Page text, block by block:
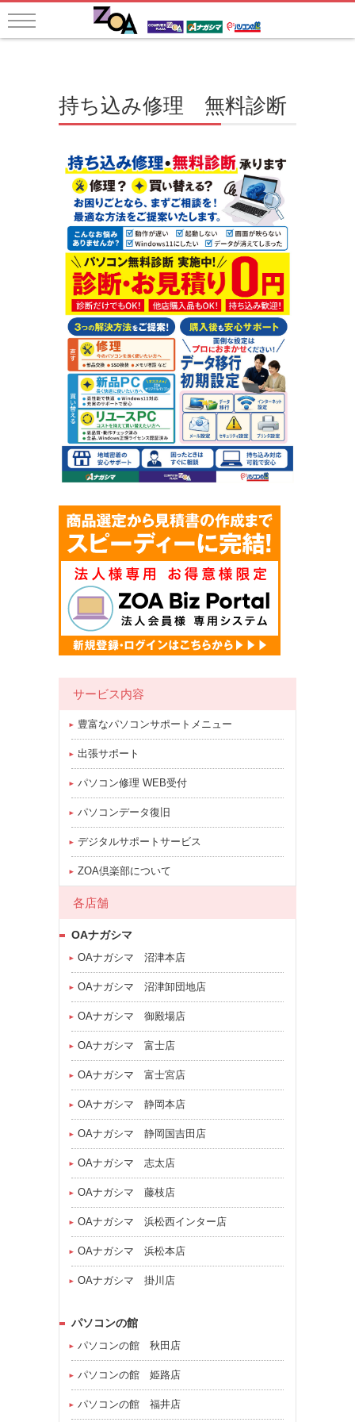
持ち込み修理 無料診断
サービス内容
豊富なパソコンサポートメニュー
出張サポート
パソコン修理 WEB受付
パソコンデータ復旧
デジタルサポートサービス
ZOA倶楽部について
各店舗
OAナガシマ
OAナガシマ 沼津本店
OAナガシマ 沼津卸団地店
OAナガシマ 御殿場店
OAナガシマ 富士店
OAナガシマ 富士宮店
OAナガシマ 静岡本店
OAナガシマ 静岡国吉田店
OAナガシマ 志太店
OAナガシマ 藤枝店
OAナガシマ 浜松西インター店
OAナガシマ 浜松本店
OAナガシマ 掛川店
パソコンの館
パソコンの館 秋田店
パソコンの館 姫路店
パソコンの館 福井店